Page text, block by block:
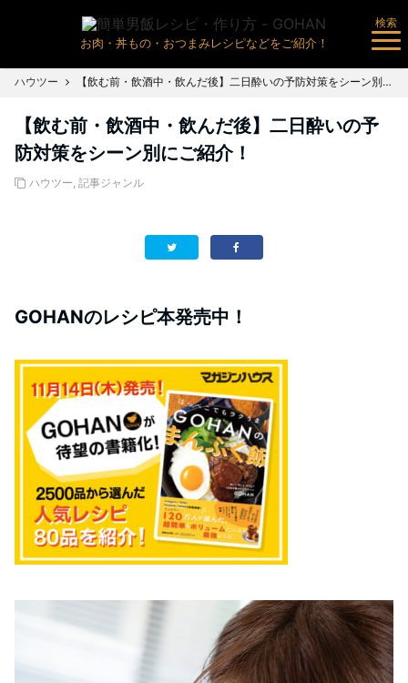
お肉・丼もの・おつまみレシピなどをご紹介！
検索
ハウツー 【飲む前・飲酒中・飲んだ後】二日酔いの予防対策をシーン別にご紹介！
【飲む前・飲酒中・飲んだ後】二日酔いの予
防対策をシーン別にご紹介！
ハウツー, 記事ジャンル
GOHANのレシピ本発売中！